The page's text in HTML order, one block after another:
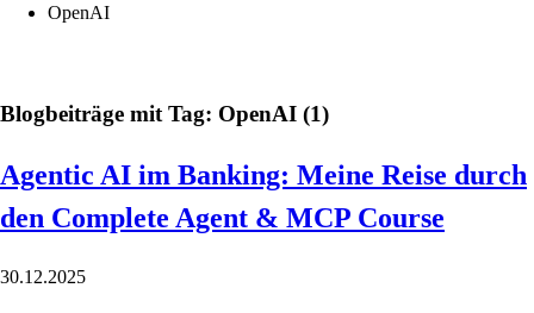
OpenAI
Blogbeiträge mit Tag: OpenAI (1)
Agentic AI im Banking: Meine Reise durch
den Complete Agent & MCP Course
30.12.2025